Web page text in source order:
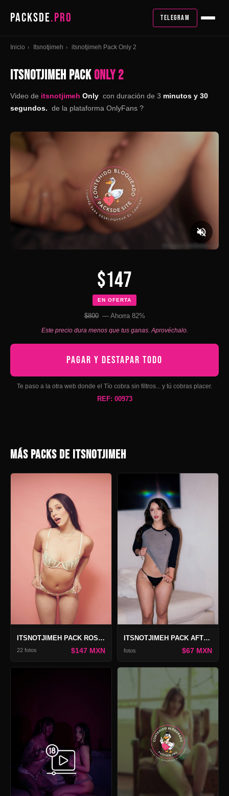
PACKSDE.PRO TELEGRAM
Inicio › Itsnotjimeh › itsnotjimeh Pack Only 2
ITSNOTJIMEH PACKONLY 2
Video de itsnotjimeh Only con duración de 3 minutos y 30
segundos. de la plataforma OnlyFans ?
$147
EN OFERTA
$800 — Ahorra 82%
Este precio dura menos que tus ganas. Aprovéchalo.
PAGAR Y DESTAPAR TODO
Te paso a la otra web donde el Tío cobra sin filtros... y tú cobras placer.
REF: 00973
MÁS PACKS DE ITSNOTJIMEH
ITSNOTJIMEH PACK ROSAS Y CULPA
22 fotos $147 MXN
ITSNOTJIMEH PACK AFTERPARTY
fotos $67 MXN